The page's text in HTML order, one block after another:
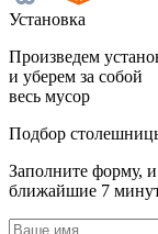
Установка
Произведем
и уберем за собой
весь мусор
Подбор
Заполните форму,
ближайшие 7